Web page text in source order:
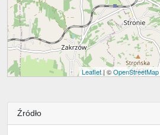
Leaflet| ©OpenStreetMap
Źródło